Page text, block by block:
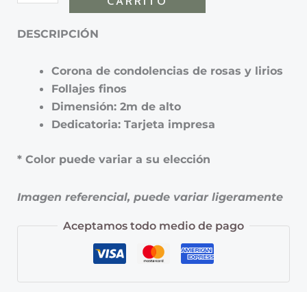
DESCRIPCIÓN
Corona de condolencias de rosas y lirios
Follajes finos
Dimensión: 2m de alto
Dedicatoria: Tarjeta impresa
* Color puede variar a su elección
Imagen referencial, puede variar ligeramente
Aceptamos todo medio de pago